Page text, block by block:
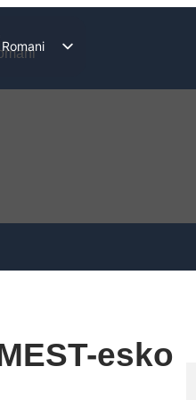
Romani
esko